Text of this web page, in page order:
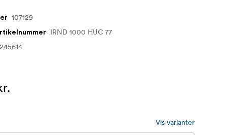
107129
IRND 1000 HUC 77
Vis varianter